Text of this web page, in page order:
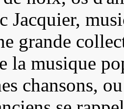
Jacquier,
grande
la musique
chansons,